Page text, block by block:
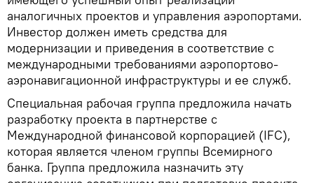
аналогичных проектов и управления аэропортами.
Инвестор должен иметь средства для
модернизации и приведения в соответствие с
международными требованиями аэропортово-
аэронавигационной инфраструктуры и ее служб.
Специальная рабочая группа предложила начать
разработку проекта в партнерстве с
Международной финансовой корпорацией (IFC),
которая является членом группы Всемирного
банка. Группа предложила назначить эту